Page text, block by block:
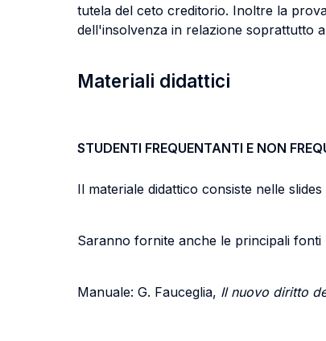
tutela del ceto creditorio. Inoltre la
dell'insolvenza in relazione soprattutto
Materiali didattici
STUDENTI FREQUENTANTI E NON
Il materiale didattico consiste nelle
Saranno fornite anche le principali
Manuale: G. Fauceglia, Il nuovo diritto